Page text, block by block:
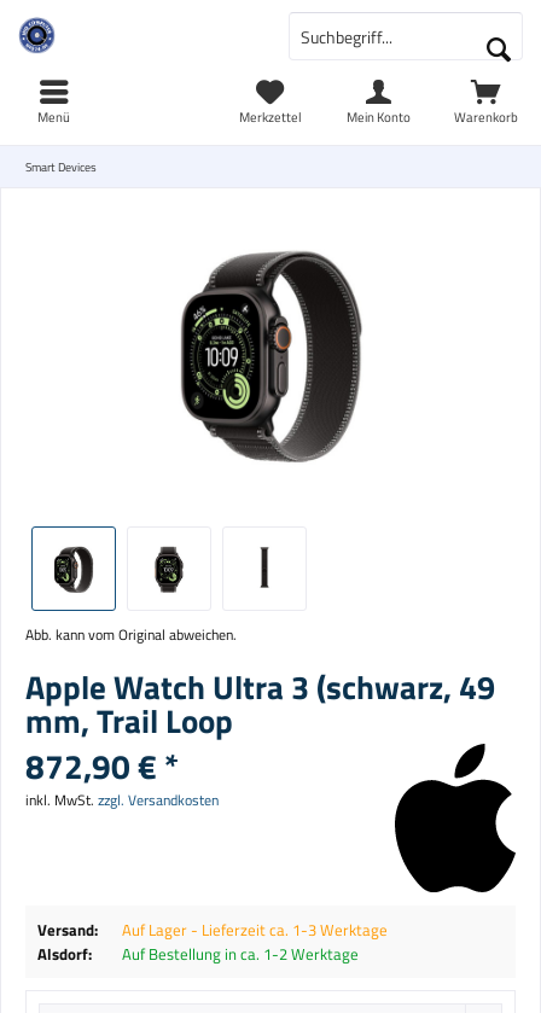
Warenkorb
Merkzettel Mein Konto
Menü
Smart Devices
Abb. kann vom Original abweichen.
Apple Watch Ultra 3 (schwarz, 49
mm, Trail Loop
872,90 € *
inkl. MwSt. zzgl. Versandkosten
Versand:
Auf Lager - Lieferzeit ca. 1-3 Werktage
Alsdorf:
Auf Bestellung in ca. 1-2 Werktage